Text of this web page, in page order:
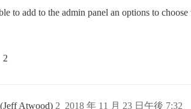
to add to the admin panel an options to
2
(Jeff Atwood) 2018 年 11 月 23 日午後 7:32
2